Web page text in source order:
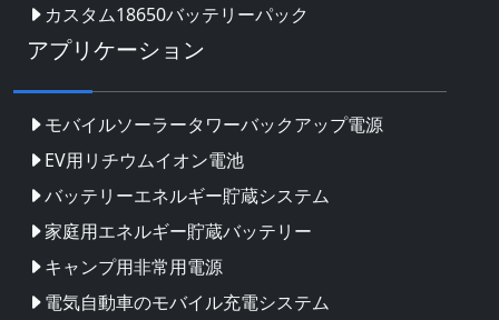
カスタム18650バッテリーパック
アプリケーション
モバイルソーラータワーバックアップ電源
EV用リチウムイオン電池
バッテリーエネルギー貯蔵システム
家庭用エネルギー貯蔵バッテリー
キャンプ用非常用電源
電気自動車のモバイル充電システム